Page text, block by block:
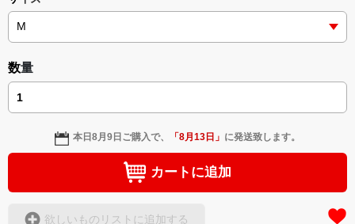
数量
本日8月9日 ご購入で、 「8月13日 」 に発送致します。
カートに追加
欲しいものリストに追加する